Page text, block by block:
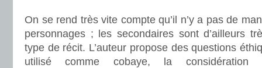
On se rend très vite compte qu’il n’y a pas de
personnages ; les secondaires sont d’ailleurs
type de récit. L’auteur propose des questions
utilisé comme cobaye, la considération